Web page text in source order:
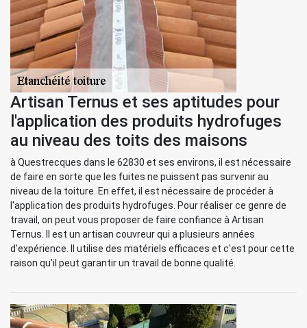
Artisan Ternus et ses aptitudes pour
l'application des produits hydrofuges
au niveau des toits des maisons
à Questrecques dans le 62830 et ses environs, il est nécessaire
de faire en sorte que les fuites ne puissent pas survenir au
niveau de la toiture. En effet, il est nécessaire de procéder à
l'application des produits hydrofuges. Pour réaliser ce genre de
travail, on peut vous proposer de faire confiance à Artisan
Ternus. Il est un artisan couvreur qui a plusieurs années
d'expérience. Il utilise des matériels efficaces et c'est pour cette
raison qu'il peut garantir un travail de bonne qualité.